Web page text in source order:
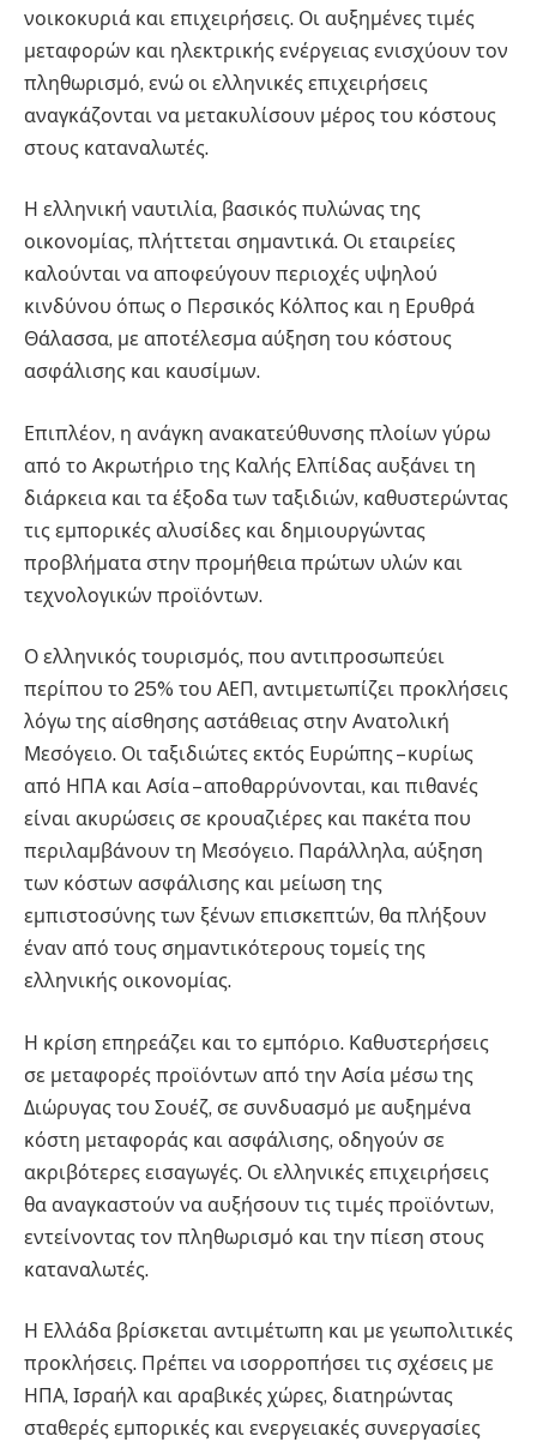
νοικοκυριά και επιχειρήσεις. Οι αυξημένες τιμές
μεταφορών και ηλεκτρικής ενέργειας ενισχύουν τον
πληθωρισμό, ενώ οι ελληνικές επιχειρήσεις
αναγκάζονται να μετακυλίσουν μέρος του κόστους
στους καταναλωτές.
Η ελληνική ναυτιλία, βασικός πυλώνας της
οικονομίας, πλήττεται σημαντικά. Οι εταιρείες
καλούνται να αποφεύγουν περιοχές υψηλού
κινδύνου όπως ο Περσικός Κόλπος και η Ερυθρά
Θάλασσα, με αποτέλεσμα αύξηση του κόστους
ασφάλισης και καυσίμων.
Επιπλέον, η ανάγκη ανακατεύθυνσης πλοίων γύρω
από το Ακρωτήριο της Καλής Ελπίδας αυξάνει τη
διάρκεια και τα έξοδα των ταξιδιών, καθυστερώντας
τις εμπορικές αλυσίδες και δημιουργώντας
προβλήματα στην προμήθεια πρώτων υλών και
τεχνολογικών προϊόντων.
Ο ελληνικός τουρισμός, που αντιπροσωπεύει
περίπου το 25% του ΑΕΠ, αντιμετωπίζει προκλήσεις
λόγω της αίσθησης αστάθειας στην Ανατολική
Μεσόγειο. Οι ταξιδιώτες εκτός Ευρώπης – κυρίως
από ΗΠΑ και Ασία – αποθαρρύνονται, και πιθανές
είναι ακυρώσεις σε κρουαζιέρες και πακέτα που
περιλαμβάνουν τη Μεσόγειο. Παράλληλα, αύξηση
των κόστων ασφάλισης και μείωση της
εμπιστοσύνης των ξένων επισκεπτών, θα πλήξουν
έναν από τους σημαντικότερους τομείς της
ελληνικής οικονομίας.
Η κρίση επηρεάζει και το εμπόριο. Καθυστερήσεις
σε μεταφορές προϊόντων από την Ασία μέσω της
Διώρυγας του Σουέζ, σε συνδυασμό με αυξημένα
κόστη μεταφοράς και ασφάλισης, οδηγούν σε
ακριβότερες εισαγωγές. Οι ελληνικές επιχειρήσεις
θα αναγκαστούν να αυξήσουν τις τιμές προϊόντων,
εντείνοντας τον πληθωρισμό και την πίεση στους
καταναλωτές.
Η Ελλάδα βρίσκεται αντιμέτωπη και με γεωπολιτικές
προκλήσεις. Πρέπει να ισορροπήσει τις σχέσεις με
ΗΠΑ, Ισραήλ και αραβικές χώρες, διατηρώντας
σταθερές εμπορικές και ενεργειακές συνεργασίες